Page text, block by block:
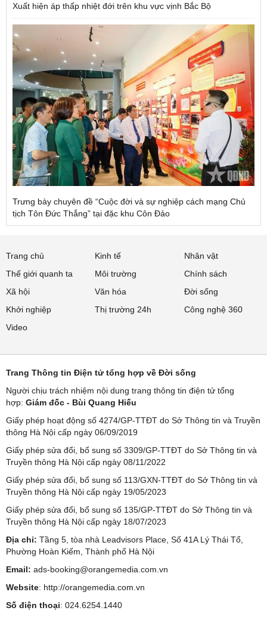
Xuất hiện áp thấp nhiệt đới trên khu vực vịnh Bắc Bộ
Trưng bày chuyên đề “Cuộc đời và sự nghiệp cách mạng Chủ
tịch Tôn Đức Thắng” tại đặc khu Côn Đảo
Trang chủ Kinh tế
Nhân vật
Thế giới quanh ta
Môi trường
Chính sách
Xã hội
Văn hóa
Đời sống
Khởi nghiệp
Thị trường 24h
Công nghệ 360
Video
Trang Thông tin Điện tử tổng hợp về Đời sống
Người chịu trách nhiệm nội dung trang thông tin điện tử tổng
hợp: Giám đốc - Bùi Quang Hiếu
Giấy phép hoạt động số 4274/GP-TTĐT do Sở Thông tin và Truyền
thông Hà Nội cấp ngày 06/09/2019
Giấy phép sửa đổi, bổ sung số 3309/GP-TTĐT do Sở Thông tin và
Truyền thông Hà Nội cấp ngày 08/11/2022
Giấy phép sửa đổi, bổ sung số 113/GXN-TTĐT do Sở Thông tin và
Truyền thông Hà Nội cấp ngày 19/05/2023
Giấy phép sửa đổi, bổ sung số 135/GP-TTĐT do Sở Thông tin và
Truyền thông Hà Nội cấp ngày 18/07/2023
Địa chỉ: Tầng 5, tòa nhà Leadvisors Place, Số 41A Lý Thái Tổ,
Phường Hoàn Kiếm, Thành phố Hà Nội
Email: ads-booking@orangemedia.com.vn
Website: http://orangemedia.com.vn
Số điện thoại: 024.6254.1440